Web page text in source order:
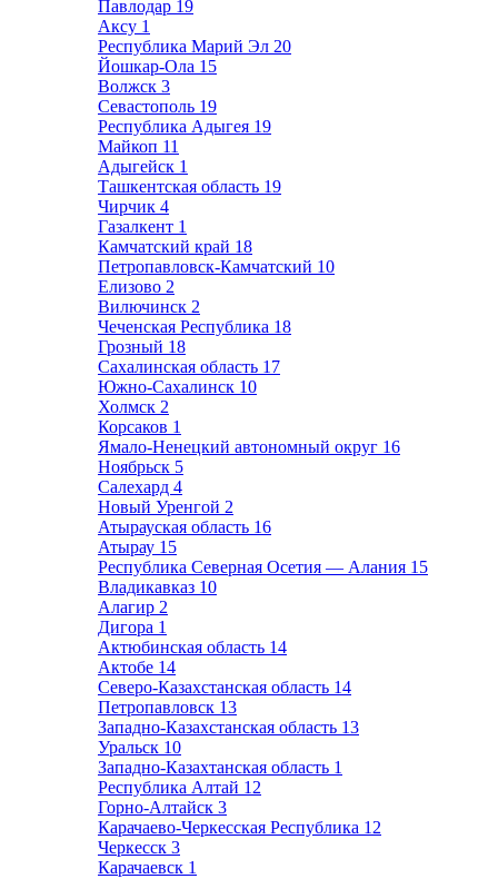
Павлодар 19
Аксу 1
Республика Марий Эл 20
Йошкар-Ола 15
Волжск 3
Севастополь 19
Республика Адыгея 19
Майкоп 11
Адыгейск 1
Ташкентская область 19
Чирчик 4
Газалкент 1
Камчатский край 18
Петропавловск-Камчатский 10
Елизово 2
Вилючинск 2
Чеченская Республика 18
Грозный 18
Сахалинская область 17
Южно-Сахалинск 10
Холмск 2
Корсаков 1
Ямало-Ненецкий автономный округ 16
Ноябрьск 5
Салехард 4
Новый Уренгой 2
Атырауская область 16
Атырау 15
Республика Северная Осетия — Алания 15
Владикавказ 10
Алагир 2
Дигора 1
Актюбинская область 14
Актобе 14
Северо-Казахстанская область 14
Петропавловск 13
Западно-Казахстанская область 13
Уральск 10
Западно-Казахтанская область 1
Республика Алтай 12
Горно-Алтайск 3
Карачаево-Черкесская Республика 12
Черкесск 3
Карачаевск 1